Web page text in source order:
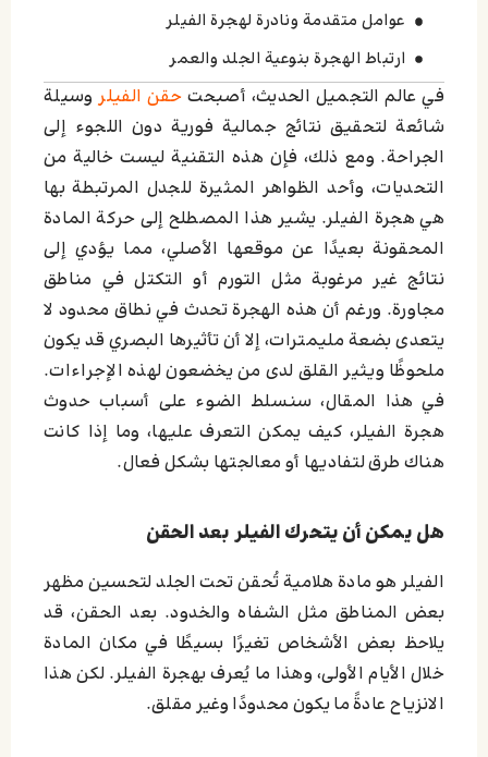
عوامل متقدمة ونادرة لهجرة الفيلر
ارتباط الهجرة بنوعية الجلد والعمر
الآلية العلمية لهجرة الفيلر
تحذيرات متعلقة بحقن الفيلر قرب الأوعية
الدموية الكبيرة
هل نوع الفيلر يؤثر على احتمالية الهجرة
الفرق بين الفيلر الطبيعي والمهاجر
طرق تصحيح هجرة الفيلر: من الإذابة إلى إعادة
الحقن
البروتوكولات العلاجية المفصلة لهجرة الفيلر
نصائح أطباء الجلد لتجنب هجرة الفيلر
اترك تعليقاً إلغاء الرد
في عالم التجميل الحديث، أصبحت حقن الفيلروسيلة
شائعة لتحقيق نتائج جمالية فورية دون اللجوء إلى
الجراحة. ومع ذلك، فإن هذه التقنية ليست خالية من
التحديات، وأحد الظواهر المثيرة للجدل المرتبطة بها
هي هجرة الفيلر. يشير هذا المصطلح إلى حركة المادة
المحقونة بعيدًا عن موقعها الأصلي، مما يؤدي إلى
نتائج غير مرغوبة مثل التورم أو التكتل في مناطق
مجاورة. ورغم أن هذه الهجرة تحدث في نطاق محدود لا
يتعدى بضعة مليمترات، إلا أن تأثيرها البصري قد يكون
ملحوظًا ويثير القلق لدى من يخضعون لهذه الإجراءات.
في هذا المقال، سنسلط الضوء على أسباب حدوث
هجرة الفيلر، كيف يمكن التعرف عليها، وما إذا كانت
هناك طرق لتفاديها أو معالجتها بشكل فعال.
هل يمكن أن يتحرك الفيلر بعد الحقن
الفيلر هو مادة هلامية تُحقن تحت الجلد لتحسين مظهر
بعض المناطق مثل الشفاه والخدود. بعد الحقن، قد
يلاحظ بعض الأشخاص تغيرًا بسيطًا في مكان المادة
خلال الأيام الأولى، وهذا ما يُعرف بهجرة الفيلر. لكن هذا
الانزياح عادةً ما يكون محدودًا وغير مقلق.